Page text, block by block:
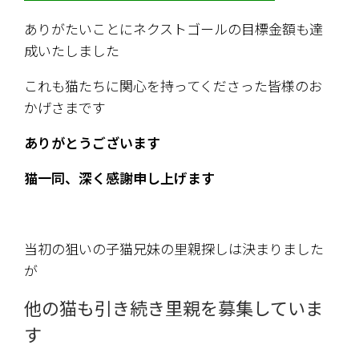
ありがたいことにネクストゴールの目標金額も達
成いたしました
これも猫たちに関心を持ってくださった皆様のお
かげさまです
ありがとうございます
猫一同、深く感謝申し上げます
当初の狙いの子猫兄妹の里親探しは決まりました
が
他の猫も引き続き里親を募集していま
す